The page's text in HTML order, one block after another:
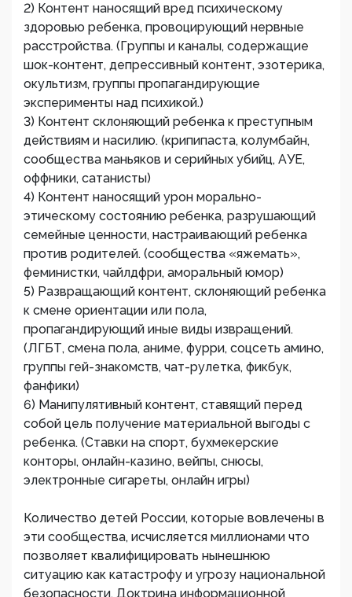
2) Контент наносящий вред психическому
здоровью ребенка, провоцирующий нервные
расстройства. (Группы и каналы, содержащие
шок-контент, депрессивный контент, эзотерика,
окультизм, группы пропагандирующие
эксперименты над психикой.)
3) Контент склоняющий ребенка к преступным
действиям и насилию. (крипипаста, колумбайн,
сообщества маньяков и серийных убийц, АУЕ,
оффники, сатанисты)
4) Контент наносящий урон морально-
этическому состоянию ребенка, разрушающий
семейные ценности, настраивающий ребенка
против родителей. (сообщества «яжемать»,
феминистки, чайлдфри, аморальный юмор)
5) Развращающий контент, склоняющий ребенка
к смене ориентации или пола,
пропагандирующий иные виды извращений.
(ЛГБТ, смена пола, аниме, фурри, соцсеть амино,
группы гей-знакомств, чат-рулетка, фикбук,
фанфики)
6) Манипулятивный контент, ставящий перед
собой цель получение материальной выгоды с
ребенка. (Ставки на спорт, бухмекерские
конторы, онлайн-казино, вейпы, снюсы,
электронные сигареты, онлайн игры)
Количество детей России, которые вовлечены в
эти сообщества, исчисляется миллионами что
позволяет квалифицировать нынешнюю
ситуацию как катастрофу и угрозу национальной
безопасности. Доктрина информационной